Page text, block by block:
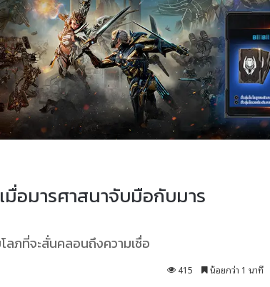
มื่อมารศาสนาจับมือกับมาร
ลภที่จะสั่นคลอนถึงความเชื่อ
415 น้อยกว่า 1 นาที